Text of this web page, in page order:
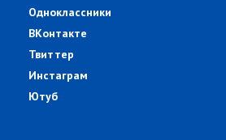
Одноклассники
ВКонтакте
Твиттер
Инстаграм
Ютуб